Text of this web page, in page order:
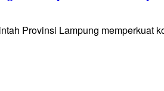
Provinsi Lampung